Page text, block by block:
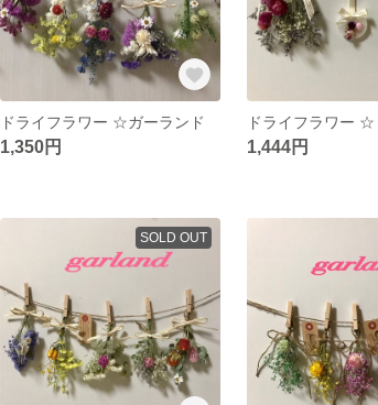
ドライフラワー ☆ガーランド
1,350円 1,444円
SOLD OUT